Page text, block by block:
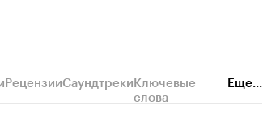
РецензииСаундтрекиКлючевые
слова
Еще...